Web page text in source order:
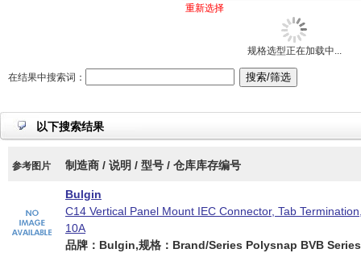
重新选择
规格选型正在加载中...
在结果中搜索词：
以下搜索结果
参考图片 制造商 / 说明 / 型号 / 仓库库存编号
Bulgin
C14 Vertical Panel Mount IEC Connector, Tab
10A
品牌：Bulgin,规格：Brand/Series Polysnap BVB